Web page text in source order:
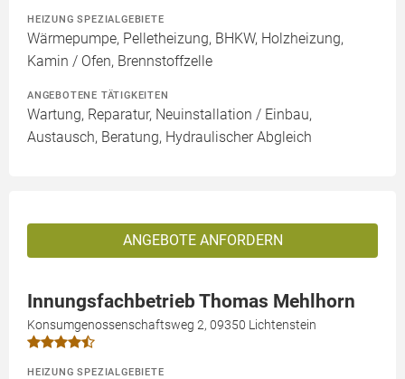
HEIZUNG SPEZIALGEBIETE
Wärmepumpe, Pelletheizung, BHKW, Holzheizung,
Kamin / Ofen, Brennstoffzelle
ANGEBOTENE TÄTIGKEITEN
Wartung, Reparatur, Neuinstallation / Einbau,
Austausch, Beratung, Hydraulischer Abgleich
ANGEBOTE ANFORDERN
Innungsfachbetrieb Thomas Mehlhorn
Konsumgenossenschaftsweg 2, 09350 Lichtenstein
HEIZUNG SPEZIALGEBIETE